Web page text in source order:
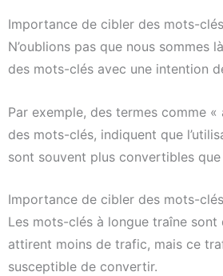
Importance de cibler des mots-
N’oublions pas que nous sommes
des mots-clés avec une intention
Par exemple, des termes comme
des mots-clés, indiquent que
sont souvent plus convertibles
Importance de cibler des mots-
Les mots-clés à longue traîne
attirent moins de trafic, mais ce
susceptible de convertir.